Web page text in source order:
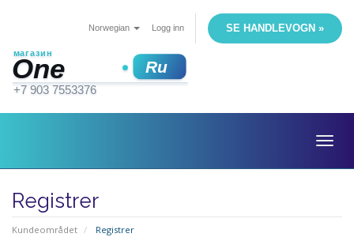
Norwegian Logg inn SE HANDLEVOGN »
Registrer
Kundeområdet Registrer